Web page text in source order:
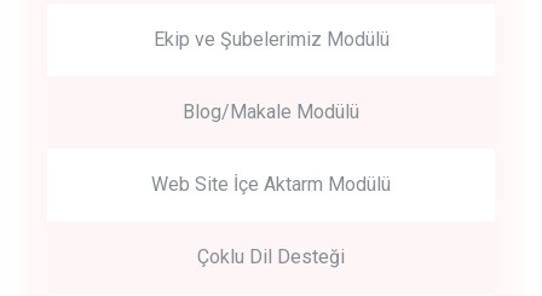
Ekip ve Şubelerimiz Modülü
Blog/Makale Modülü
Web Site İçe Aktarm Modülü
Çoklu Dil Desteği